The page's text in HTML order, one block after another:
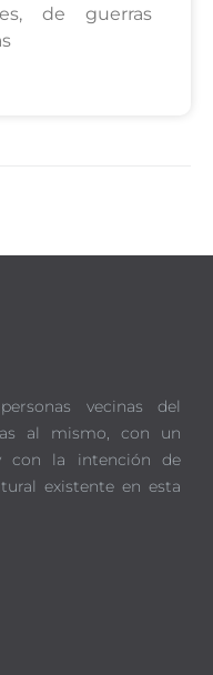
de guerras
vecinas del
al mismo, con un
con la intención de
existente en esta